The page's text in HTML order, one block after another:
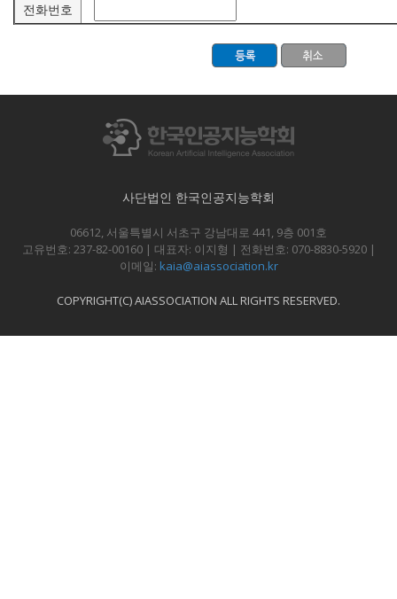
전화번호
사단법인 한국인공지능학회
06612, 서울특별시 서초구 강남대로 441, 9층 001호
고유번호: 237-82-00160 | 대표자: 이지형 | 전화번호: 070-8830-5920 |
이메일: kaia@aiassociation.kr
COPYRIGHT(C) AIASSOCIATION ALL RIGHTS RESERVED.